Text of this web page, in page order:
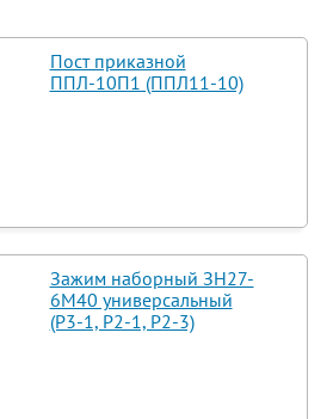
Пост приказной
ППЛ-10П1 (ППЛ11-10)
Зажим наборный ЗН27-
6М40 универсальный
(Р3-1, Р2-1, Р2-3)